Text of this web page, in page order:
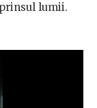
lumii.